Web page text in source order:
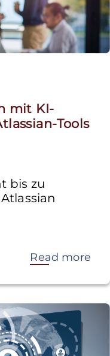
mit KI-
Tools
bis zu
Read more